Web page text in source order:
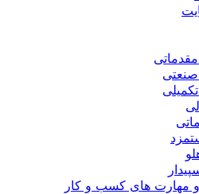
و مهارت های کسب و کار